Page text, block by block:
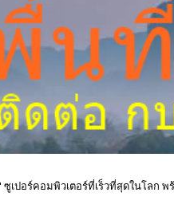
ซูเปอร์คอมพิวเตอร์ที่เร็วที่สุดในโลก